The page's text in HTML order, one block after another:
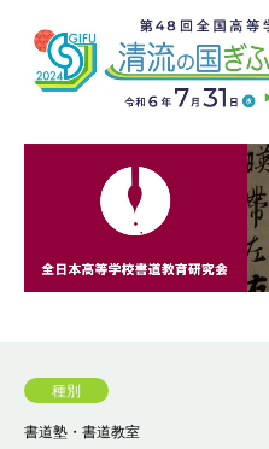
種別
書道塾・書道教室